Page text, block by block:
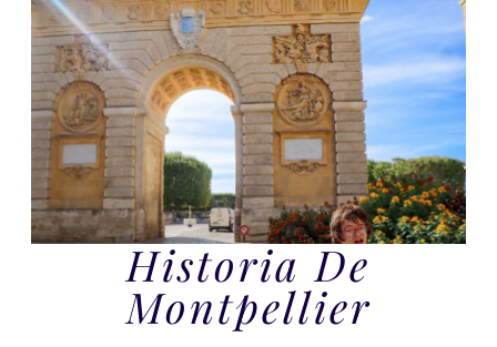
Historia De
Montpellier